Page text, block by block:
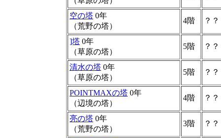
空の塔 0年
（荒野の塔）
4階 ？
]塔 0年
（草原の塔）
5階 ？
清水の塔 0年
（草原の塔）
5階 ？
POINTMAXの塔 0年
（辺境の塔）
4階 ？
亮の塔 0年
（荒野の塔）
3階 ？